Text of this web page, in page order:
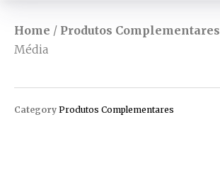
Home / Produtos Complementares
Média
Category Produtos Complementares